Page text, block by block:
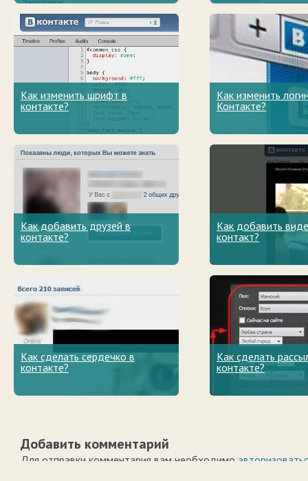
Как изменить шрифт в
контакте?
Как изменить
Контакте?
Как добавить друзей в
контакте?
Как добавить
контакт?
Как сделать сердечко в
контакте?
Как сделать
контакте?
Добавить комментарий
Для отправки комментария вам необходимо